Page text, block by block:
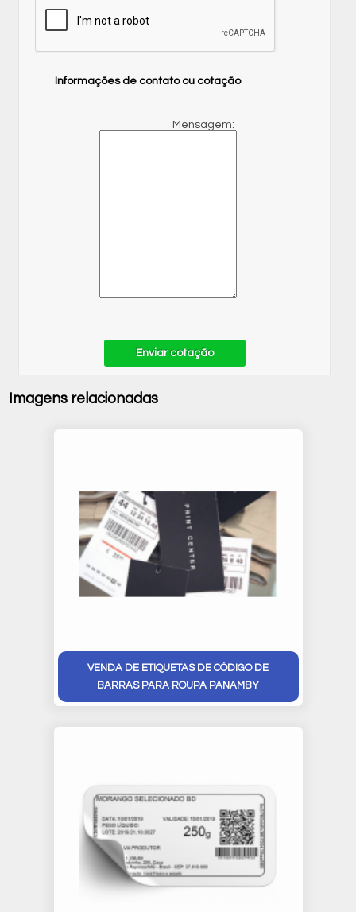
Informações de contato ou cotação
Mensagem:
Enviar cotação
Imagens relacionadas
VENDA DE ETIQUETAS DE CÓDIGO DE
BARRAS PARA ROUPA PANAMBY